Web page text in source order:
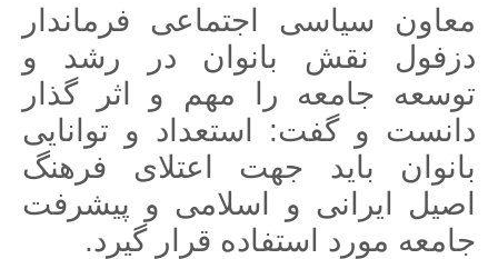
معاون سیاسی اجتماعی فرماندار
دزفول نقش بانوان در رشد و
توسعه جامعه را مهم و اثر گذار
دانست و گفت: استعداد و توانایی
بانوان باید جهت اعتلای فرهنگ
اصیل ایرانی و اسلامی و پیشرفت
جامعه مورد استفاده قرار گیرد.